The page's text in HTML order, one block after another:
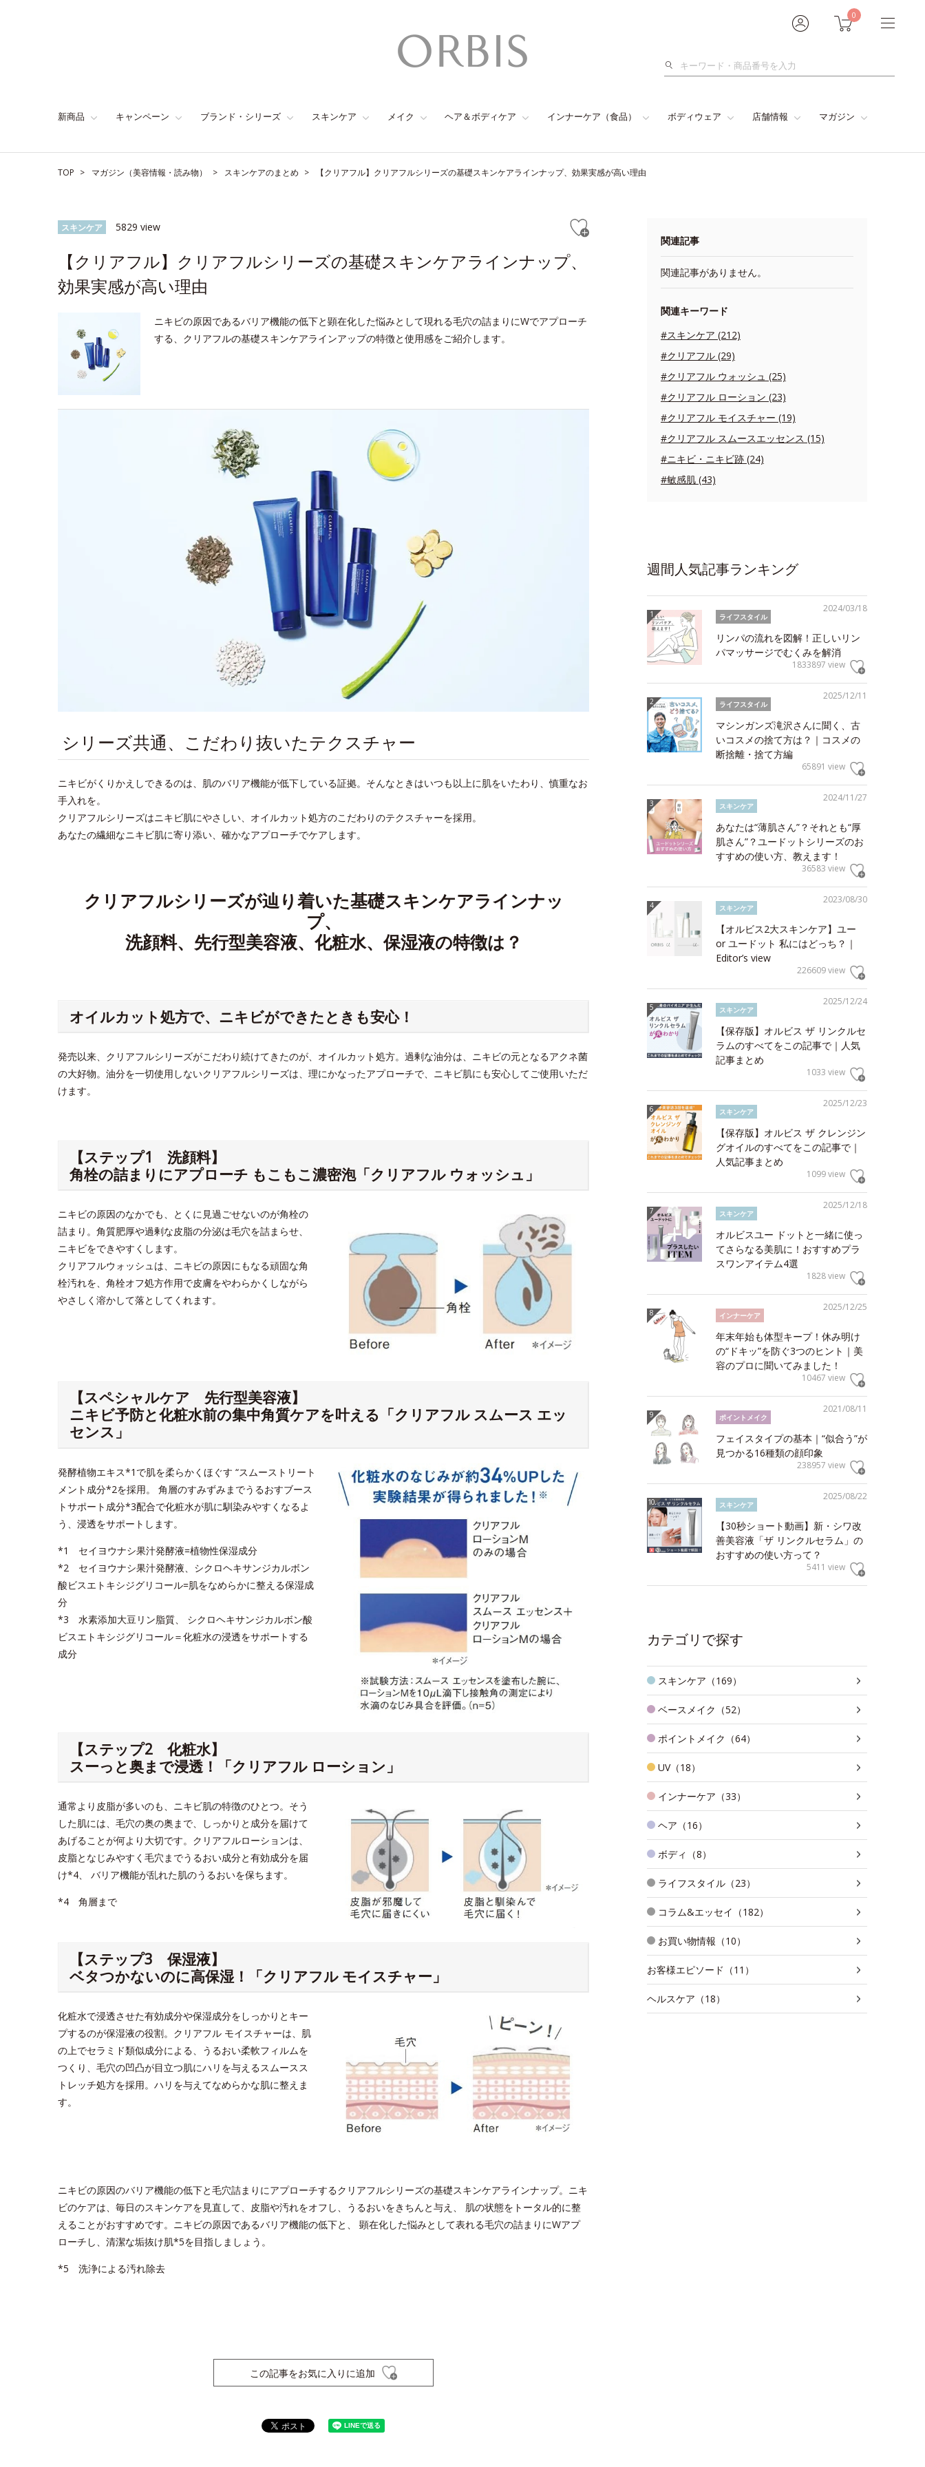
0
検
新商品 キャンペーン ブランド・シリーズ スキンケア メイク ヘア＆ボディケア インナーケア（食品） ボディウェア 店舗情報 マガジン
TOP マガジン（美容情報・読み物） スキンケアのまとめ 【クリアフル】クリアフルシリーズの基礎スキンケアラインナップ、効果実感が高い理由
スキンケア 5829 view
【クリアフル】クリアフルシリーズの基礎スキンケアラインナップ、
効果実感が高い理由
ニキビの原因であるバリア機能の低下と顕在化した悩みとして現れる毛穴の詰まりにWでアプローチ
する、クリアフルの基礎スキンケアラインアップの特徴と使用感をご紹介します。
シリーズ共通、こだわり抜いたテクスチャー
ニキビがくりかえしできるのは、肌のバリア機能が低下している証拠。そんなときはいつも以上に肌をいたわり、慎重なお
手入れを。
クリアフルシリーズはニキビ肌にやさしい、オイルカット処方のこだわりのテクスチャーを採用。
あなたの繊細なニキビ肌に寄り添い、確かなアプローチでケアします。
クリアフルシリーズが辿り着いた基礎スキンケアラインナッ
プ、
洗顔料、先行型美容液、化粧水、保湿液の特徴は？
オイルカット処方で、ニキビができたときも安心！
発売以来、クリアフルシリーズがこだわり続けてきたのが、オイルカット処方。過剰な油分は、ニキビの元となるアクネ菌
の大好物。油分を一切使用しないクリアフルシリーズは、理にかなったアプローチで、ニキビ肌にも安心してご使用いただ
けます。
【ステップ1 洗顔料】
角栓の詰まりにアプローチ もこもこ濃密泡「クリアフル ウォッシュ」
ニキビの原因のなかでも、とくに見過ごせないのが角栓の
詰まり。角質肥厚や過剰な皮脂の分泌は毛穴を詰まらせ、
ニキビをできやすくします。
クリアフルウォッシュは、ニキビの原因にもなる頑固な角
栓汚れを、角栓オフ処方作用で皮膚をやわらかくしながら
やさしく溶かして落としてくれます。
【スペシャルケア 先行型美容液】
ニキビ予防と化粧水前の集中角質ケアを叶える「クリアフル スムース エッ
センス」
発酵植物エキス*1で肌を柔らかくほぐす “スムーストリート
メント成分*2を採用。 角層のすみずみまでうるおすブース
トサポート成分*3配合で化粧水が肌に馴染みやすくなるよ
う、浸透をサポートします。
*1 セイヨウナシ果汁発酵液=植物性保湿成分
*2 セイヨウナシ果汁発酵液、シクロヘキサンジカルボン
酸ビスエトキシジグリコール=肌をなめらかに整える保湿成
分
*3 水素添加大豆リン脂質、 シクロヘキサンジカルボン酸
ビスエトキシジグリコール＝化粧水の浸透をサポートする
成分
【ステップ2 化粧水】
スーっと奥まで浸透！「クリアフル ローション」
通常より皮脂が多いのも、ニキビ肌の特徴のひとつ。そう
した肌には、毛穴の奥の奥まで、しっかりと成分を届けて
あげることが何より大切です。クリアフルローションは、
皮脂となじみやすく毛穴までうるおい成分と有効成分を届
け*4、 バリア機能が乱れた肌のうるおいを保ちます。
*4 角層まで
【ステップ3 保湿液】
ベタつかないのに高保湿！「クリアフル モイスチャー」
化粧水で浸透させた有効成分や保湿成分をしっかりとキー
プするのが保湿液の役割。クリアフル モイスチャーは、肌
の上でセラミド類似成分による、うるおい柔軟フィルムを
つくり、毛穴の凹凸が目立つ肌にハリを与えるスムースス
トレッチ処方を採用。ハリを与えてなめらかな肌に整えま
す。
ニキビの原因のバリア機能の低下と毛穴詰まりにアプローチするクリアフルシリーズの基礎スキンケアラインナップ。ニキ
ビのケアは、毎日のスキンケアを見直して、皮脂や汚れをオフし、うるおいをきちんと与え、 肌の状態をトータル的に整
えることがおすすめです。ニキビの原因であるバリア機能の低下と、 顕在化した悩みとして表れる毛穴の詰まりにWアプ
ローチし、清潔な垢抜け肌*5を目指しましょう。
*5 洗浄による汚れ除去
この記事をお気に入りに追加
関連記事
関連記事がありません。
関連キーワード
#スキンケア (212)
#クリアフル (29)
#クリアフル ウォッシュ (25)
#クリアフル ローション (23)
#クリアフル モイスチャー (19)
#クリアフル スムースエッセンス (15)
#ニキビ・ニキビ跡 (24)
#敏感肌 (43)
週間人気記事ランキング
2024/03/18
ライフスタイル
リンパの流れを図解！正しいリン
パマッサージでむくみを解消
1833897 view
2025/12/11
ライフスタイル
マシンガンズ滝沢さんに聞く、古
いコスメの捨て方は？｜コスメの
断捨離・捨て方編
65891 view
2024/11/27
スキンケア
あなたは“薄肌さん”？それとも“厚
肌さん”？ユードットシリーズのお
すすめの使い方、教えます！
36583 view
2023/08/30
スキンケア
【オルビス2大スキンケア】ユー
or ユードット 私にはどっち？｜
Editor’s view
226609 view
2025/12/24
スキンケア
【保存版】オルビス ザ リンクルセ
ラムのすべてをこの記事で｜人気
記事まとめ
1033 view
2025/12/23
スキンケア
【保存版】オルビス ザ クレンジン
グオイルのすべてをこの記事で｜
人気記事まとめ
1099 view
2025/12/18
スキンケア
オルビスユー ドットと一緒に使っ
てさらなる美肌に！おすすめプラ
スワンアイテム4選
1828 view
2025/12/25
インナーケア
年末年始も体型キープ！休み明け
の“ドキッ”を防ぐ3つのヒント｜美
容のプロに聞いてみました！
10467 view
2021/08/11
ポイントメイク
フェイスタイプの基本｜“似合う”が
見つかる16種類の顔印象
238957 view
2025/08/22
スキンケア
【30秒ショート動画】新・シワ改
善美容液「ザ リンクルセラム」の
おすすめの使い方って？
5411 view
カテゴリで探す
スキンケア（169）
ベースメイク（52）
ポイントメイク（64）
UV（18）
インナーケア（33）
ヘア（16）
ボディ（8）
ライフスタイル（23）
コラム&エッセイ（182）
お買い物情報（10）
お客様エピソード（11）
ヘルスケア（18）